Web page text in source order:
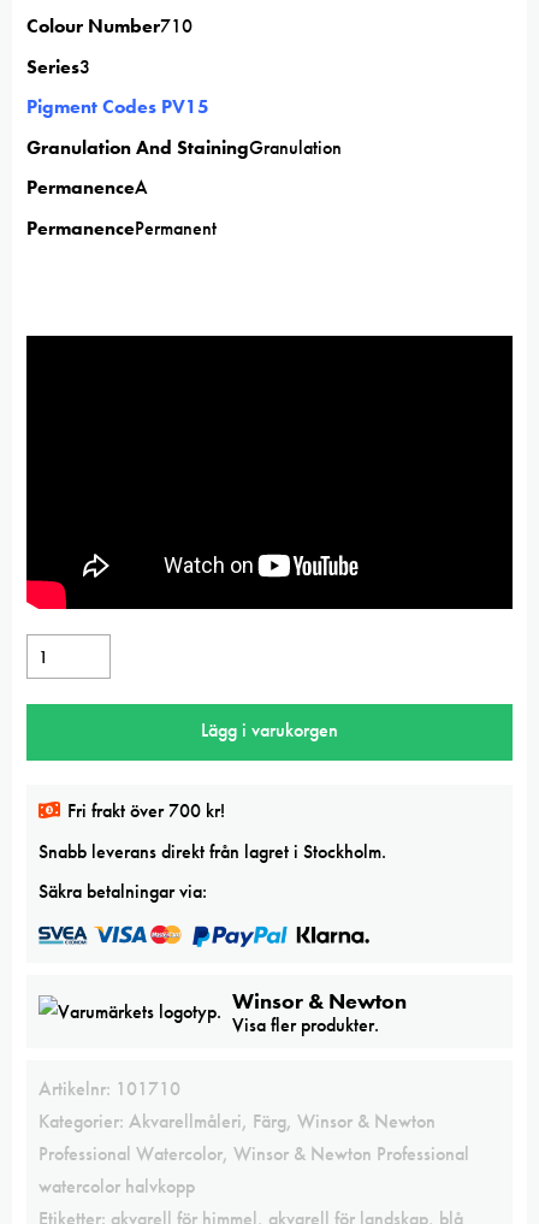
Colour Number710
Series3
Pigment Codes PV15
Granulation And StainingGranulation
PermanenceA
PermanencePermanent
Winsor
&
Newton
Professional
mängd
Lägg i varukorgen
Fri frakt över 700 kr!
Snabb leverans direkt från lagret i Stockholm.
Säkra betalningar via:
Winsor & Newton
Visa fler produkter.
Artikelnr: 101710
Kategorier: Akvarellmåleri, Färg, Winsor & Newton
Professional Watercolor, Winsor & Newton Professional
watercolor halvkopp
Etiketter: akvarell för himmel, akvarell för landskap, blå